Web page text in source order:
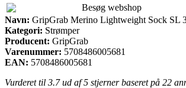
Besøg webshop
Navn: GripGrab Merino Lightweight Sock SL
Kategori: Strømper
Producent: GripGrab
Varenummer: 5708486005681
EAN: 5708486005681
Vurderet til 3.7ud af 5 stjerner baseret på 22